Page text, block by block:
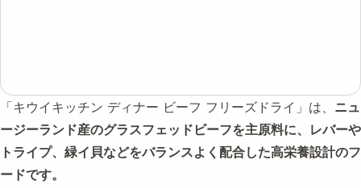
「キウイキッチン ディナー ビーフ フリーズドライ」は、 ニュ
ージーランド産のグラスフェッドビーフを主原料に、レバーや
トライプ、緑イ貝などをバランスよく配合した高栄養設計のフ
ードです。